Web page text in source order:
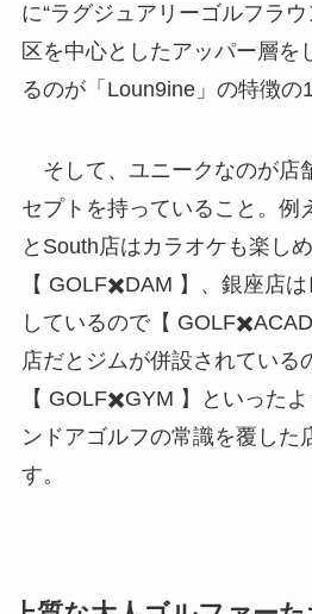
に“ラグジュアリーゴルフラ
区を中心としたアッパー層を
るのが「Loun9ine」の特徴の1
そして、ユニークなのが店
セプトを持っていること。例
とSouth店はカラオケも楽し
【 GOLF✖️DAM 】、銀座店
しているので【
店だとジムが併設されている
【 GOLF✖️GYM 】といった
ンドアゴルフの常識を覆した
す。